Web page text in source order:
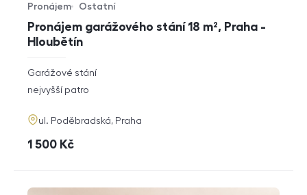
Pronájem garážového stání 18 m², Praha -
Hloubětín
Typ nabídky
Pronájem
Typ nemovitosti
Ostatní
rozměry
dispozice
Garážové stání
funkce
nejvyšší patro
adresa
ul. Poděbradská, Praha
cena
1 500 Kč